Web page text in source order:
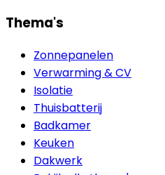
Thema's
Zonnepanelen
Verwarming & CV
Isolatie
Thuisbatterij
Badkamer
Keuken
Dakwerk